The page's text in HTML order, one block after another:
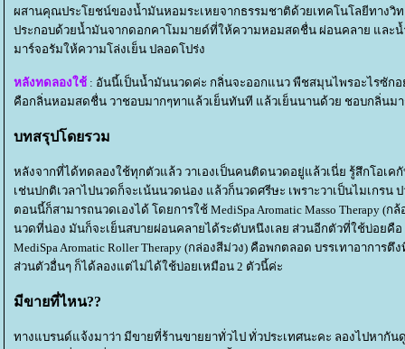
ผสานคุณประโยชน์ของน้ำมันหอมระเหยจากธรรมชาติด้วยเทคโนโลยีทางวิ
ประกอบด้วยน้ำมันจากดอกคาโมมายด์ที่ให้ความหอมสดชื่น ผ่อนคลาย และ
มาร์จอรัมให้ความโล่งเย็น ปลอดโปร่ง
หลังทดลองใช้ : อันนี้เป็นน้ำมันนวดค่ะ กลิ่นจะออกแนว พืชสมุนไพรอะไรซัก
คือกลิ่นหอมสดชื่น วาชอบมากๆทาแล้วเย็นทันที แล้วเย็นนานด้วย ชอบกลิ่นม
บทสรุปโดยรวม
หลังจากที่ได้ทดลองใช้ทุกตัวแล้ว วาเองเป็นคนติดนวดอยู่แล้วเนี่ย รู้สึกโอเค
เช่นปกติเวลาไปนวดก็จะเน้นนวดน่อง แล้วก็นวดศรีษะ เพราะวาเป็นไมเกรน
ตอนนี้ก็สามารถนวดเองได้ โดยการใช้ MediSpa Aromatic Masso Therapy (ก
นวดที่น่อง มันก็จะเย็นสบายผ่อนคลายได้ระดับหนึงเลย ส่วนอีกตัวที่ใช้บ่อยคือ
MediSpa Aromatic Roller Therapy (กล่องสีม่วง) คือพกตลอด บรรเทาอาการ
ส่วนตัวอื่นๆ ก็ได้ลองแต่ไม่ได้ใช้บ่อยเหมือน 2 ตัวนี้ค่ะ
มีขายที่ไหน??
ทางแบรนด์แจ้งมาว่า มีขายที่ร้านขายยาทั่วไป ทั่วประเทศนะคะ ลองไปหากัน